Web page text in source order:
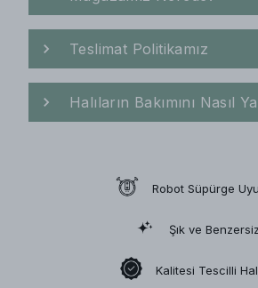
Teslimat Politikamız
Halıların Bakımını Nasıl
Robot Süpürge
Şık ve Benzersiz
Kalitesi Tescilli